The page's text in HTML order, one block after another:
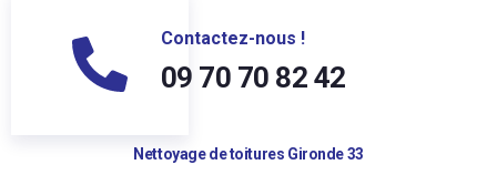
Contactez-nous !
09 70 70 82 42
Nettoyage de toitures Gironde 33